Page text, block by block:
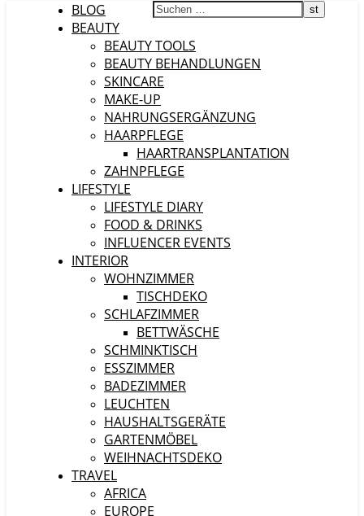
BLOG
BEAUTY
BEAUTY TOOLS
BEAUTY BEHANDLUNGEN
SKINCARE
MAKE-UP
NAHRUNGSERGÄNZUNG
HAARPFLEGE
HAARTRANSPLANTATION
ZAHNPFLEGE
LIFESTYLE
LIFESTYLE DIARY
FOOD & DRINKS
INFLUENCER EVENTS
INTERIOR
WOHNZIMMER
TISCHDEKO
SCHLAFZIMMER
BETTWÄSCHE
SCHMINKTISCH
ESSZIMMER
BADEZIMMER
LEUCHTEN
HAUSHALTSGERÄTE
GARTENMÖBEL
WEIHNACHTSDEKO
TRAVEL
AFRICA
EUROPE